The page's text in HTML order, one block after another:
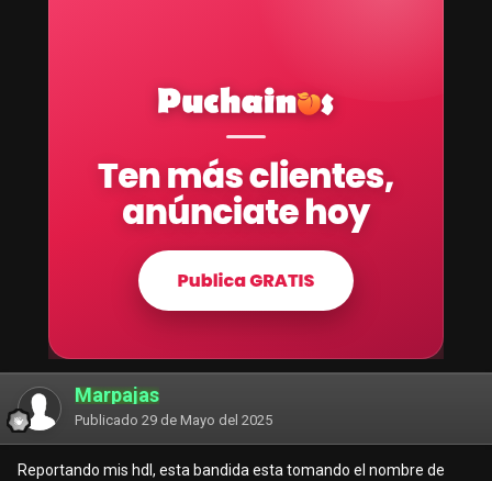
Marpajas
Publicado 29 de Mayo del 2025
Reportando mis hdl, esta bandida esta tomando el nombre de